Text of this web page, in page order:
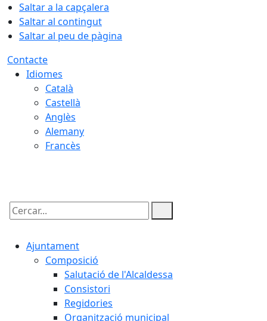
Saltar a la capçalera
Saltar al contingut
Saltar al peu de pàgina
Contacte
Idiomes
Català
Castellà
Anglès
Alemany
Francès
Cercar:
Ajuntament
Composició
Salutació de l'Alcaldessa
Consistori
Regidories
Organització municipal